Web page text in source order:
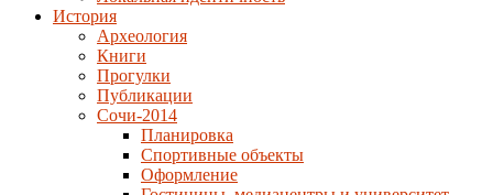
История
Археология
Книги
Прогулки
Публикации
Сочи-2014
Планировка
Спортивные объекты
Оформление